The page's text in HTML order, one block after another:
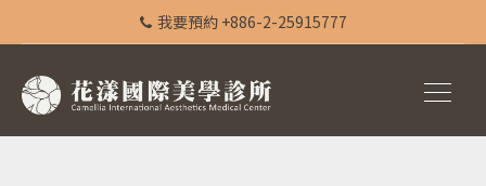
我要預約 +886-2-25915777